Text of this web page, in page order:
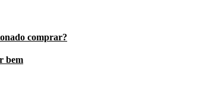
comprar?
bem